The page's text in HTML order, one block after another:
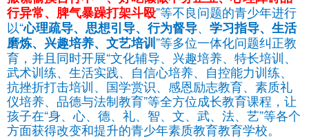
行异常、脾气暴躁打架斗殴”等不良问题的青少年进行
以“心理疏导、思想引导、行为督导、 学习指导、生活
磨炼、兴趣培养、文艺培训”等多位一体化问题纠正教
育，并且同时开展“文化辅导、兴趣培养、特长培训、
武术训练、生活实践、自信心培养、自控能力训练、
抗挫折打击培训、国学赏识、感恩励志教育、素质礼
仪培养、品德与法制教育”等全方位成长教育课程，让
孩子在“身、心、德、礼、智、文、武、法、艺”等各个
方面获得改变和提升的青少年素质教育教育学校。